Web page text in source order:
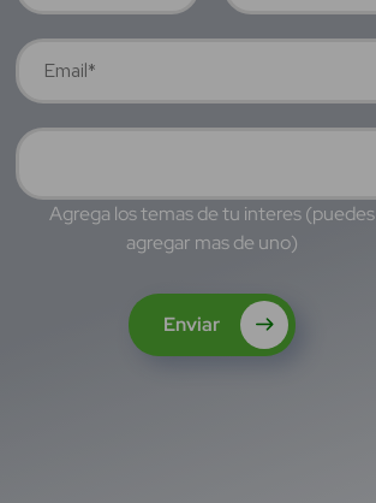
Agrega los temas de tu interes (puedes
agregar mas de uno)
Enviar